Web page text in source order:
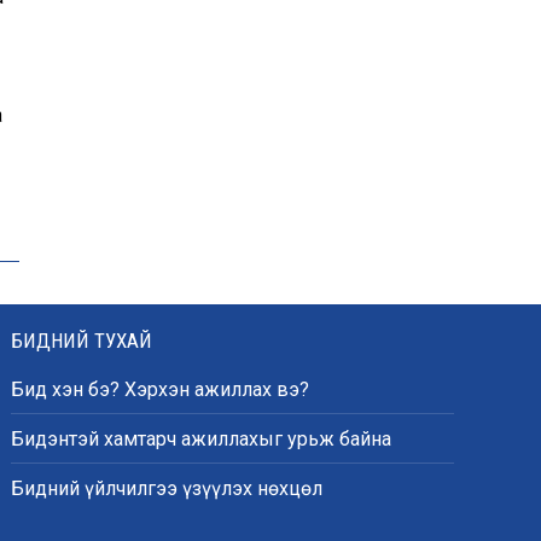
БИДНИЙ ТУХАЙ
Бид хэн бэ? Хэрхэн ажиллах вэ?
Бидэнтэй хамтарч ажиллахыг урьж байна
Бидний үйлчилгээ үзүүлэх нөхцөл